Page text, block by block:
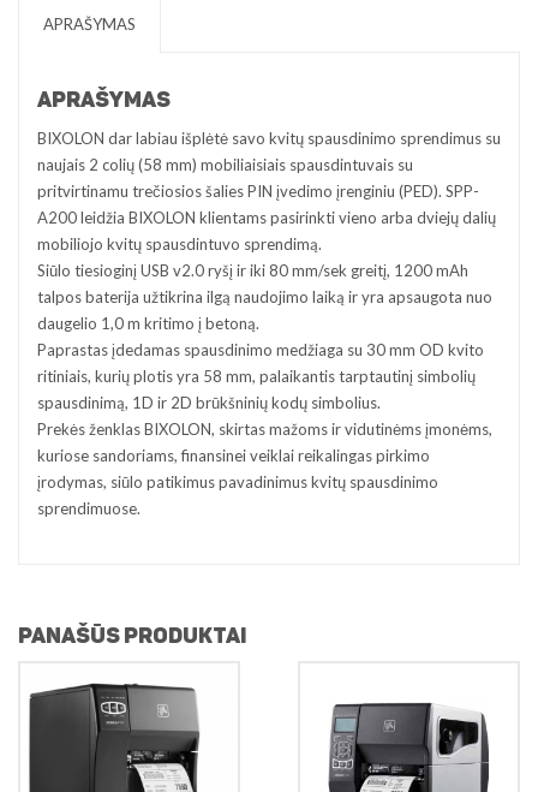
APRAŠYMAS
APRAŠYMAS
BIXOLON dar labiau išplėtė savo kvitų spausdinimo sprendimus su
naujais 2 colių (58 mm) mobiliaisiais spausdintuvais su
pritvirtinamu trečiosios šalies PIN įvedimo įrenginiu (PED). SPP-
A200 leidžia BIXOLON klientams pasirinkti vieno arba dviejų dalių
mobiliojo kvitų spausdintuvo sprendimą.
Siūlo tiesioginį USB v2.0 ryšį ir iki 80 mm/sek greitį, 1200 mAh
talpos baterija užtikrina ilgą naudojimo laiką ir yra apsaugota nuo
daugelio 1,0 m kritimo į betoną.
Paprastas įdedamas spausdinimo medžiaga su 30 mm OD kvito
ritiniais, kurių plotis yra 58 mm, palaikantis tarptautinį simbolių
spausdinimą, 1D ir 2D brūkšninių kodų simbolius.
Prekės ženklas BIXOLON, skirtas mažoms ir vidutinėms įmonėms,
kuriose sandoriams, finansinei veiklai reikalingas pirkimo
įrodymas, siūlo patikimus pavadinimus kvitų spausdinimo
sprendimuose.
PANAŠŪS PRODUKTAI